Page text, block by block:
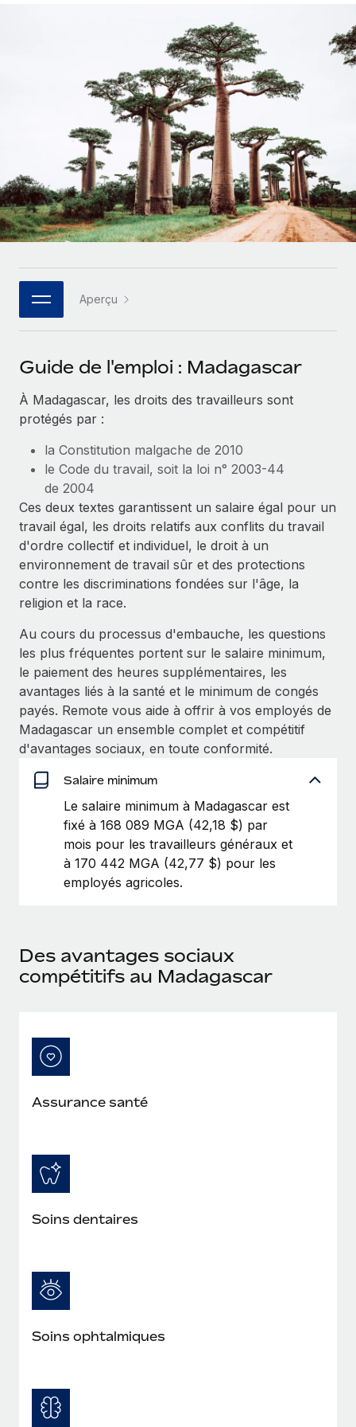
Intégrez et gérez vos freelances partout dans le monde
Sous-traitez les opérations complexes liées à l’emploi
INFRASTRUCTURE
Intégration Remote
Intégrez vos RH aux flux de travail en toute simplicité
Plateforme
Des fonctions RH clés intégrées pour votre équipe
notre MCP
Intégrations
SERVICES
Demandez aux experts
Recevez des conseils d’experts sur les RH à
l’international et la conformité
Contrôles d’antécédents
Simplifiez vos processus de présélection des
candidats
Remote Watchtower
Gardez un temps d’avance sur les risques en
Gestion des appareils
Achetez et suivez vos équipements informatiques
dans le monde entier
Création d’entité
Établissez des entités rapidement et en toute
Mobilité et déménagement international
Organisez facilement le déménagement de vos
Avantages sociaux
Gérez facilement les avantages sociaux
Examinez notre service par rapport aux autres
CROISSANCE
Start-ups
Des solutions agiles et internationales pour les RH et la
paie des entreprises en pleine croissance
Entreprises intermédiaires
Développez vos équipes avec des solutions RH sur
mesure
Les RH à l’international pour les grandes entreprises
TRAVAILLONS ENSEMBLE
Intégrez les RH à l’international de manière flexible
Devenir partenaire
Explorez avec nous vos opportunités de partenariat
Remote Build
Bientôt disponible
Conseil en intégrations et automatisations assistées par
l’IA
ÉTUDES DE CAS
Calculateur de paiement des freelances
Découvrez les devises disponibles et les vitesses de
paiement pour vos freelances internationaux
APPRENDRE AVEC REMOTE
Recherche et guides
Études de cas
Glossaire RH
Descriptions de postes
Webinaires
Événements
Salle de presse
Données sur les salaires et les talents
Obtenir de l’aide
Voir toutes les ressources
BLOG
Paie multipays
EOR et PEO
Gestion des freelances
Taxes
Explorer le blog
BLOG
Mises à jour des produits de Remote :
Intégrations Gusto et Xero et Gestion des
freelances Plus
Remote a toujours pour mission d'aider les entreprises de
Comment Phiture gère ses 55 employés
croissance mobile internationale, encourage les...
En savoir plus
Italiano
Português (Portugal)
한국어
Connexion
Aperçu
Guide de l'emploi : Madagascar
À Madagascar, les droits des travailleurs sont
protégés par :
la Constitution malgache de 2010
le Code du travail, soit la loi n° 2003-44
de 2004
Ces deux textes garantissent un salaire égal pour un
travail égal, les droits relatifs aux conflits du travail
d'ordre collectif et individuel, le droit à un
environnement de travail sûr et des protections
contre les discriminations fondées sur l'âge, la
religion et la race.
Au cours du processus d'embauche, les questions
les plus fréquentes portent sur le salaire minimum,
le paiement des heures supplémentaires, les
avantages liés à la santé et le minimum de congés
payés. Remote vous aide à offrir à vos employés de
Madagascar un ensemble complet et compétitif
d'avantages sociaux, en toute conformité.
Salaire minimum
Le salaire minimum à Madagascar est
fixé à 168 089 MGA (42,18 $) par
mois pour les travailleurs généraux et
à 170 442 MGA (42,77 $) pour les
employés agricoles.
Des avantages sociaux
compétitifs au Madagascar
Assurance santé
Soins dentaires
Soins ophtalmiques